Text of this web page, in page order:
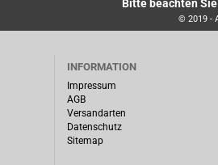
Bitte beachten
© 2019 -
INFORMATION
Impressum
AGB
Versandarten
Datenschutz
Sitemap